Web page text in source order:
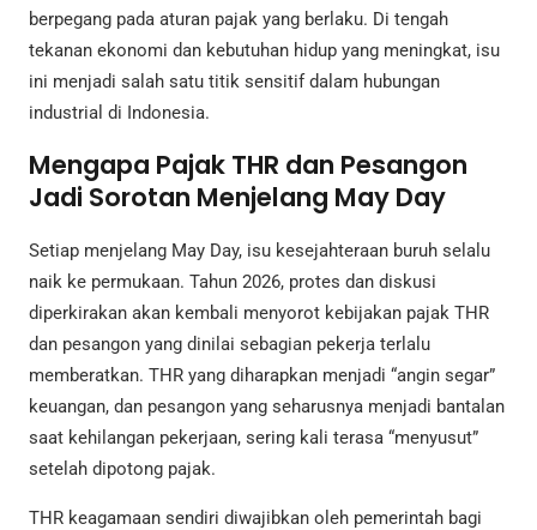
berpegang pada aturan pajak yang berlaku. Di tengah
tekanan ekonomi dan kebutuhan hidup yang meningkat, isu
ini menjadi salah satu titik sensitif dalam hubungan
industrial di Indonesia.
Mengapa Pajak THR dan Pesangon
Jadi Sorotan Menjelang May Day
Setiap menjelang May Day, isu kesejahteraan buruh selalu
naik ke permukaan. Tahun 2026, protes dan diskusi
diperkirakan akan kembali menyorot kebijakan pajak THR
dan pesangon yang dinilai sebagian pekerja terlalu
memberatkan. THR yang diharapkan menjadi “angin segar”
keuangan, dan pesangon yang seharusnya menjadi bantalan
saat kehilangan pekerjaan, sering kali terasa “menyusut”
setelah dipotong pajak.
THR keagamaan sendiri diwajibkan oleh pemerintah bagi